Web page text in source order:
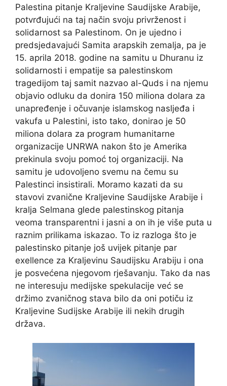
Palestina pitanje Kraljevine Saudijske Arabije,
potvrđujući na taj način svoju privrženost i
solidarnost sa Palestinom. On je ujedno i
predsjedavajući Samita arapskih zemalja, pa je
15. aprila 2018. godine na samitu u Dhuranu iz
solidarnosti i empatije sa palestinskom
tragedijom taj samit nazvao al-Quds i na njemu
objavio odluku da donira 150 miliona dolara za
unapređenje i očuvanje islamskog nasljeđa i
vakufa u Palestini, isto tako, donirao je 50
miliona dolara za program humanitarne
organizacije UNRWA nakon što je Amerika
prekinula svoju pomoć toj organizaciji. Na
samitu je udovoljeno svemu na čemu su
Palestinci insistirali. Moramo kazati da su
stavovi zvanične Kraljevine Saudijske Arabije i
kralja Selmana glede palestinskog pitanja
veoma transparentni i jasni a on ih je više puta u
raznim prilikama iskazao. To iz razloga što je
palestinsko pitanje još uvijek pitanje par
exellence za Kraljevinu Saudijsku Arabiju i ona
je posvećena njegovom rješavanju. Tako da nas
ne interesuju medijske spekulacije već se
držimo zvaničnog stava bilo da oni potiču iz
Kraljevine Sudijske Arabije ili nekih drugih
država.